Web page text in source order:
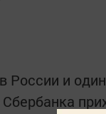
России и